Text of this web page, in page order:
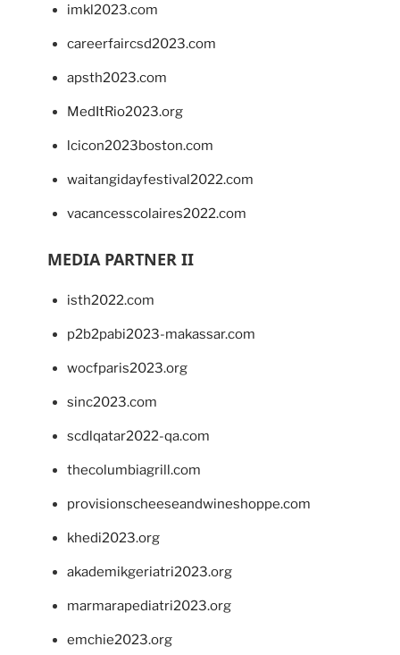
imkl2023.com
careerfaircsd2023.com
apsth2023.com
MedItRio2023.org
lcicon2023boston.com
waitangidayfestival2022.com
vacancesscolaires2022.com
MEDIA PARTNER II
isth2022.com
p2b2pabi2023-makassar.com
wocfparis2023.org
sinc2023.com
scdlqatar2022-qa.com
thecolumbiagrill.com
provisionscheeseandwineshoppe.com
khedi2023.org
akademikgeriatri2023.org
marmarapediatri2023.org
emchie2023.org